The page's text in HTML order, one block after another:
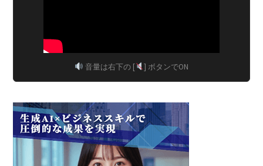
音量は右下の [ ] ボタンでON